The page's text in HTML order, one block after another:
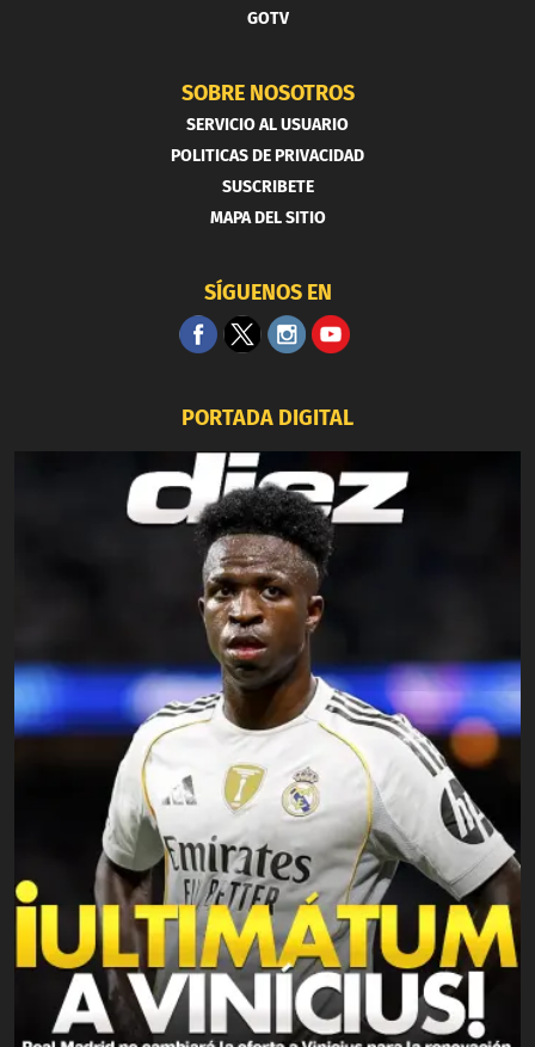
GOTV
SOBRE NOSOTROS
SERVICIO AL USUARIO
POLITICAS DE PRIVACIDAD
SUSCRIBETE
MAPA DEL SITIO
SÍGUENOS EN
PORTADA DIGITAL